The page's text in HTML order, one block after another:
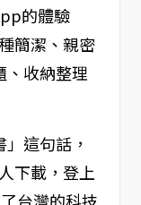
的體驗
簡潔、親密
、收納整理
這句話，
下載，登上